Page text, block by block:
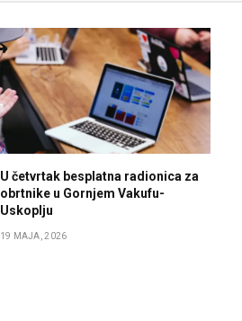
U četvrtak besplatna radionica za
obrtnike u Gornjem Vakufu-
Uskoplju
19 MAJA, 2026